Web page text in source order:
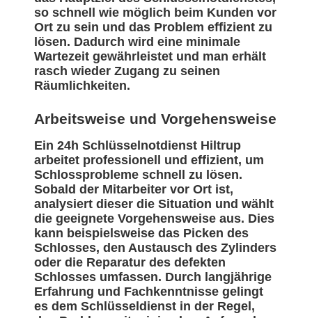
so schnell wie möglich beim Kunden vor
Ort zu sein und das Problem effizient zu
lösen. Dadurch wird eine minimale
Wartezeit gewährleistet und man erhält
rasch wieder Zugang zu seinen
Räumlichkeiten.
Arbeitsweise und Vorgehensweise
Ein 24h Schlüsselnotdienst Hiltrup
arbeitet professionell und effizient, um
Schlossprobleme schnell zu lösen.
Sobald der Mitarbeiter vor Ort ist,
analysiert dieser die Situation und wählt
die geeignete Vorgehensweise aus. Dies
kann beispielsweise das Picken des
Schlosses, den Austausch des Zylinders
oder die Reparatur des defekten
Schlosses umfassen. Durch langjährige
Erfahrung und Fachkenntnisse gelingt
es dem Schlüsseldienst in der Regel,